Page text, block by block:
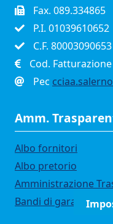
Fax. 089.334865
P.I. 01039610652
C.F. 80003090653
Cod. Fatturazione
Pec
Amm.
Albo fornitori
Albo pretorio
Amministrazione
Bandi di gara